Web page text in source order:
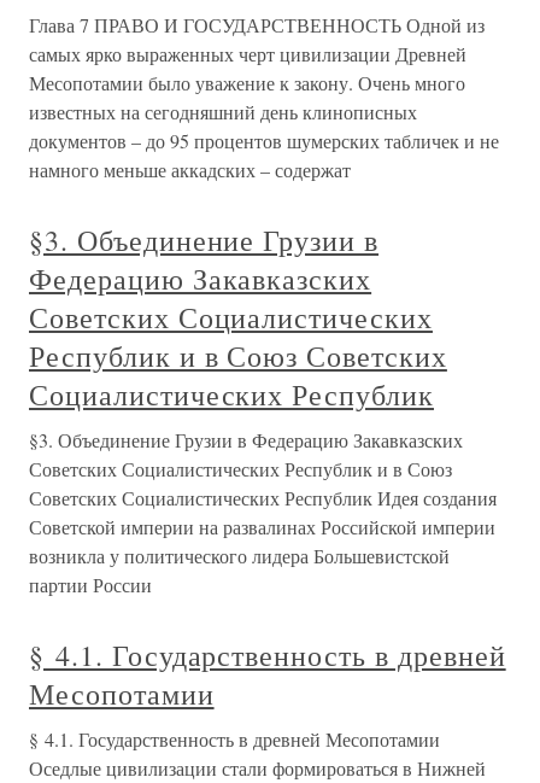
Глава 7 ПРАВО И ГОСУДАРСТВЕННОСТЬ Одной из
самых ярко выраженных черт цивилизации Древней
Месопотамии было уважение к закону. Очень много
известных на сегодняшний день клинописных
документов – до 95 процентов шумерских табличек и не
намного меньше аккадских – содержат
§3. Объединение Грузии в
Федерацию Закавказских
Советских Социалистических
Республик и в Союз Советских
Социалистических Республик
§3. Объединение Грузии в Федерацию Закавказских
Советских Социалистических Республик и в Союз
Советских Социалистических Республик Идея создания
Советской империи на развалинах Российской империи
возникла у политического лидера Большевистской
партии России
§ 4.1. Государственность в древней
Месопотамии
§ 4.1. Государственность в древней Месопотамии
Оседлые цивилизации стали формироваться в Нижней